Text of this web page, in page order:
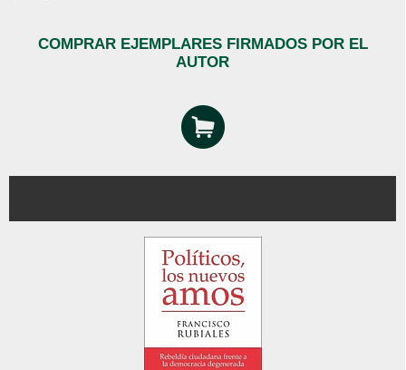
COMPRAR EJEMPLARES FIRMADOS POR EL
AUTOR